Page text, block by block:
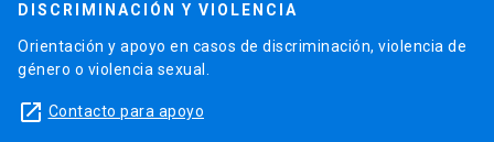
DISCRIMINACIÓN Y VIOLENCIA
Orientación y apoyo en casos de discriminación, violencia de
género o violencia sexual.
launch Contacto para apoyo